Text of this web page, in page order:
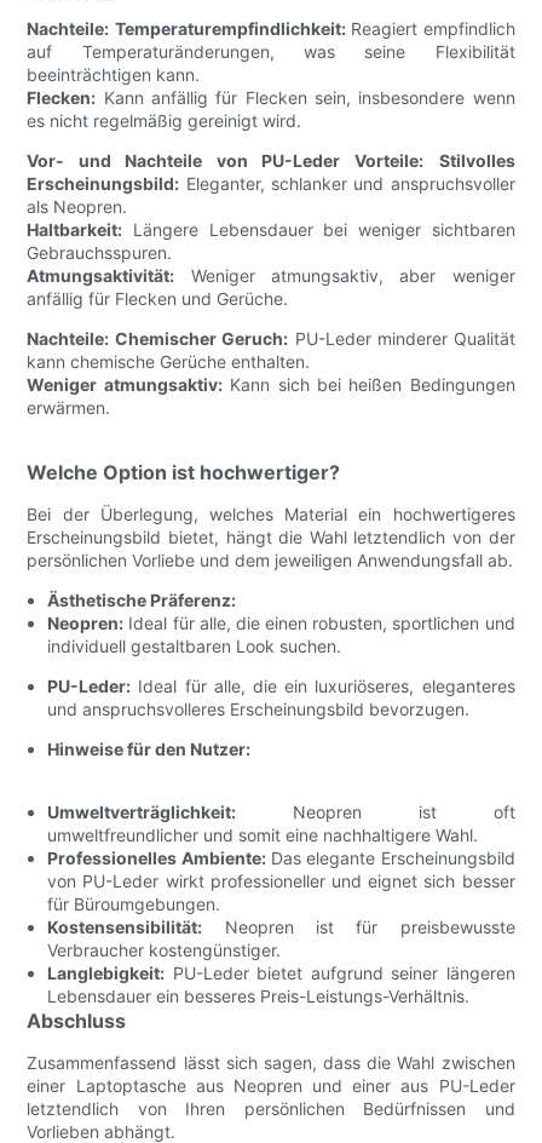
Nachteile: Temperaturempfindlichkeit:Reagiert empfindlich
auf Temperaturänderungen, was seine Flexibilität
beeinträchtigen kann.
Flecken: Kann anfällig für Flecken sein, insbesondere wenn
es nicht regelmäßig gereinigt wird.
Vor- und Nachteile von PU-Leder
Vorteile:
Stilvolles
Erscheinungsbild: Eleganter, schlanker und anspruchsvoller
als Neopren.
Haltbarkeit: Längere Lebensdauer bei weniger sichtbaren
Gebrauchsspuren.
Atmungsaktivität: Weniger atmungsaktiv, aber weniger
anfällig für Flecken und Gerüche.
Nachteile: Chemischer Geruch: PU-Leder minderer Qualität
kann chemische Gerüche enthalten.
Weniger atmungsaktiv:Kann sich bei heißen Bedingungen
erwärmen.
Welche Option ist hochwertiger?
Bei der Überlegung, welches Material ein hochwertigeres
Erscheinungsbild bietet, hängt die Wahl letztendlich von der
persönlichen Vorliebe und dem jeweiligen Anwendungsfall ab.
Ästhetische Präferenz:
Neopren: Ideal für alle, die einen robusten, sportlichen und
individuell gestaltbaren Look suchen.
PU-Leder: Ideal für alle, die ein luxuriöseres, eleganteres
und anspruchsvolleres Erscheinungsbild bevorzugen.
Hinweise für den Nutzer:
Umweltverträglichkeit: Neopren ist oft
umweltfreundlicher und somit eine nachhaltigere Wahl.
Professionelles Ambiente:Das elegante Erscheinungsbild
von PU-Leder wirkt professioneller und eignet sich besser
für Büroumgebungen.
Kostensensibilität: Neopren ist für preisbewusste
Verbraucher kostengünstiger.
Langlebigkeit: PU-Leder bietet aufgrund seiner längeren
Lebensdauer ein besseres Preis-Leistungs-Verhältnis.
Abschluss
Zusammenfassend lässt sich sagen, dass die Wahl zwischen
einer Laptoptasche aus Neopren und einer aus PU-Leder
letztendlich von Ihren persönlichen Bedürfnissen und
Vorlieben abhängt.